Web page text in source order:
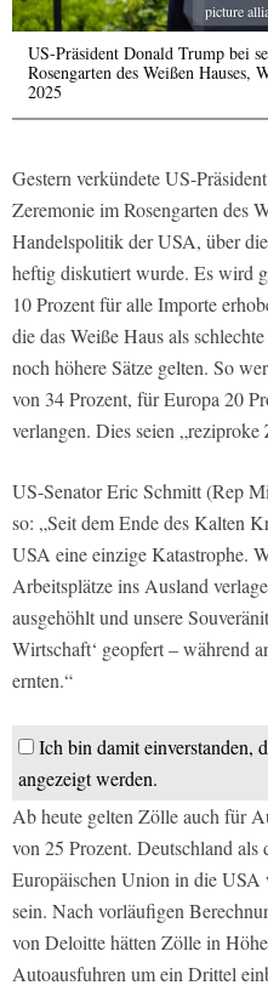
picture
US-Präsident Donald Trump bei
Rosengarten des Weißen
2025
Gestern verkündete US-
Zeremonie im Rosengarten des
Handelspolitik der USA, über
heftig diskutiert wurde. Es wird
10 Prozent für alle Importe
die das Weiße Haus als
noch höhere Sätze gelten. So
von 34 Prozent, für Europa 20
verlangen. Dies seien
US-Senator Eric Schmitt (Rep
so: „Seit dem Ende des Kalten
USA eine einzige Katastrophe.
Arbeitsplätze ins Ausland
ausgehöhlt und unsere
Wirtschaft‘ geopfert – während
ernten.“
Ich bin damit einverstanden,
angezeigt werden.
Ab heute gelten Zölle auch für
von 25 Prozent. Deutschland
Europäischen Union in die
sein. Nach vorläufigen
von Deloitte hätten Zölle in
Autoausfuhren um ein Drittel